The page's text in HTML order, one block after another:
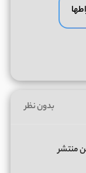
بدون نظر
منتشر